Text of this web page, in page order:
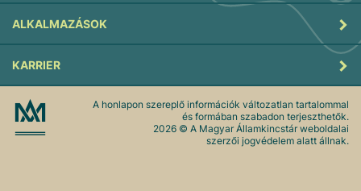
ALKALMAZÁSOK
KARRIER
A honlapon szereplő információk változatlan tartalommal
és formában szabadon terjeszthetők.
2026 © A Magyar Államkincstár weboldalai
szerzői jogvédelem alatt állnak.